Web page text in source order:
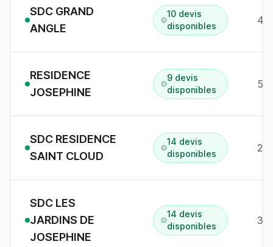
SDC GRAND
ANGLE
10 devis
disponibles
RESIDENCE
JOSEPHINE
9 devis
disponibles
SDC RESIDENCE
SAINT CLOUD
14 devis
disponibles
2
SDC LES
JARDINS DE
JOSEPHINE
14 devis
disponibles
3